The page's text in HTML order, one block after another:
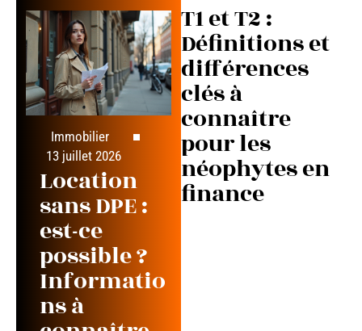
Immobilier
13 juillet 2026
Location
sans DPE :
est-ce
possible ?
Informatio
ns à
T1 et T2 :
Définitions et
différences
clés à
connaître
pour les
néophytes en
finance